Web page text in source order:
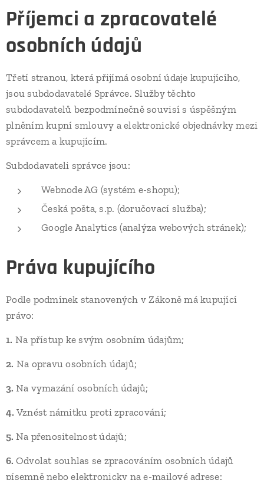
Příjemci a zpracovatelé
osobních údajů
Třetí stranou, která přijímá osobní údaje kupujícího,
jsou subdodavatelé Správce. Služby těchto
subdodavatelů bezpodmínečně souvisí s úspěšným
plněním kupní smlouvy a elektronické objednávky mezi
správcem a kupujícím.
Subdodavateli správce jsou:
Webnode AG (systém e-shopu);
Česká pošta, s.p. (doručovací služba);
Google Analytics (analýza webových stránek);
Práva kupujícího
Podle podmínek stanovených v Zákoně má kupující
právo:
1. Na přístup ke svým osobním údajům;
2. Na opravu osobních údajů;
3. Na vymazání osobních údajů;
4. Vznést námitku proti zpracování;
5. Na přenositelnost údajů;
6. Odvolat souhlas se zpracováním osobních údajů
písemně nebo elektronicky na e-mailové adrese: